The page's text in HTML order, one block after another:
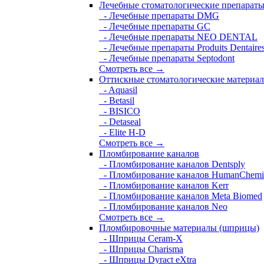
Лечебные стоматологические препараты
- Лечебные препараты DMG
- Лечебные препараты GC
- Лечебные препараты NEO DENTAL
- Лечебные препараты Produits
- Лечебные препараты Septodont
Смотреть все →
Оттискные стоматологические
- Aquasil
- Betasil
- BISICO
- Detaseal
- Elite H-D
Смотреть все →
Пломбирование каналов
- Пломбирование каналов Dentsply
- Пломбирование каналов
- Пломбирование каналов Kerr
- Пломбирование каналов Meta Biomed
- Пломбирование каналов Neo
Смотреть все →
Пломбировочные материалы (шприцы)
- Шприцы Ceram-X
- Шприцы Charisma
- Шприцы Dyract eXtra